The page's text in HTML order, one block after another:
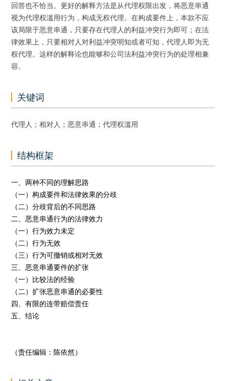
回答也不恰当。更好的解释方法是从代理权限出发，将恶意串通
视为代理权滥用行为，构成无权代理。在构成要件上，本款不应
该局限于恶意串通，只要存在代理人的利益冲突行为即可；在法
律效果上，只要相对人对利益冲突明知或者可知，代理人即为无
权代理。这样的解释论也能够和公司法利益冲突行为的处理相兼
容。
关键词
代理人；相对人；恶意串通；代理权滥用
结构框架
一、两种不同的理解思路
（一）构成要件和法律效果的分歧
（二）分歧背后的不同思路
二、恶意串通行为的法律效力
（一）行为效力未定
（二）行为无效
（三）行为可撤销或相对无效
三、恶意串通要件的扩张
（一）比较法的经验
（二）扩张恶意串通的必要性
四、有限的连带赔偿责任
五、结论
（责任编辑：陈依然）